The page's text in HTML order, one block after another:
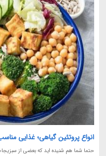
انواع پروتئین گیاهی؛ غذایی
حتما شما هم شنیده اید که بعضی از